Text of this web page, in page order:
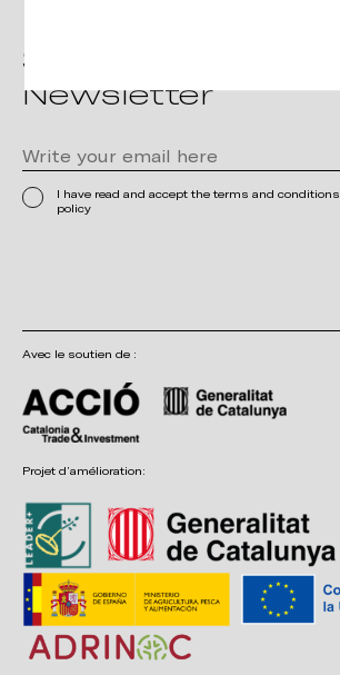
Subscribe to the
Newsletter
I have read and accept the terms and
policy
Avec le soutien de :
Projet d’amélioration: